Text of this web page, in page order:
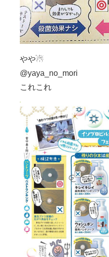
やや☃
@yaya_no_mori
これこれ